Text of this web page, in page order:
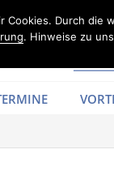
Durch die
. Hinweise zu